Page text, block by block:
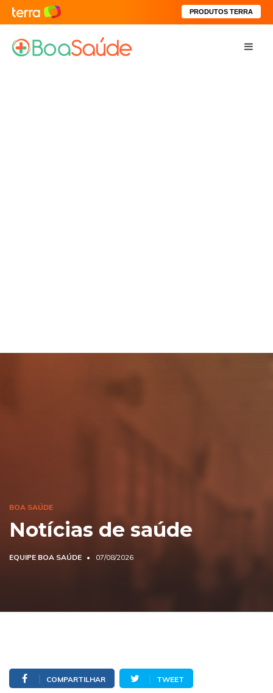
PRODUTOS TERRA
BOA SAÚDE
Notícias de saúde
EQUIPE BOA SAÚDE 07/08/2026
COMPARTILHAR TWEET